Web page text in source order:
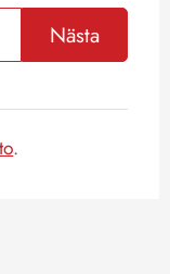
Nästa
.